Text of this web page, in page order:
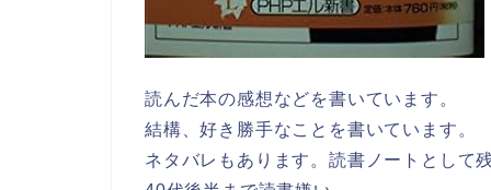
読んだ本の感想などを書いています。
結構、好き勝手なことを書いています。
ネタバレもあります。読書ノートとして